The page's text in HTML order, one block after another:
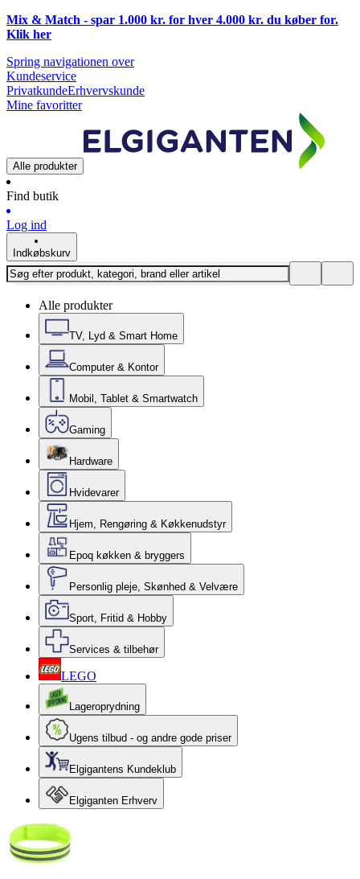
Mix & Match - spar 1.000 kr. for hver 4.000 kr. du køber for.
Klik her
Spring navigationen over
Kundeservice
PrivatkundeErhvervskunde
Mine favoritter
Alle produkter
Find butik
Log ind
Indkøbskurv
Alle produkter
TV, Lyd & Smart Home
Computer & Kontor
Mobil, Tablet & Smartwatch
Gaming
Hardware
Hvidevarer
Hjem, Rengøring & Køkkenudstyr
Epoq køkken & bryggers
Personlig pleje, Skønhed & Velvære
Sport, Fritid & Hobby
Services & tilbehør
LEGO
Lageroprydning
Ugens tilbud - og andre gode priser
Elgigantens Kundeklub
Elgiganten Erhverv